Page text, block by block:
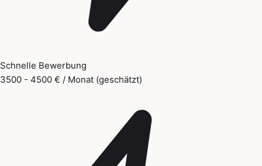
Schnelle Bewerbung
3500 - 4500 € / Monat (geschätzt)